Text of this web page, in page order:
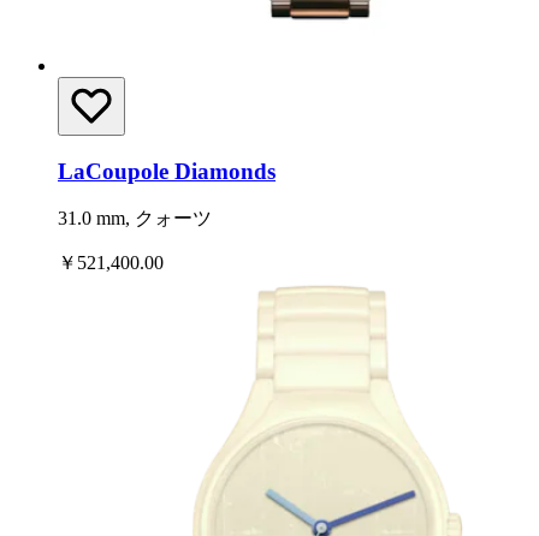
LaCoupole Diamonds
31.0 mm, クォーツ
￥521,400.00